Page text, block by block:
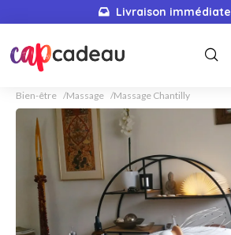
Livraison immédiate
Bien-être Massage Massage Chantilly